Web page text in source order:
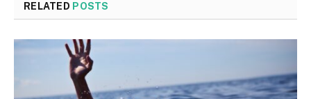
RELATED POSTS